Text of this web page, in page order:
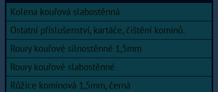
Kolena kouřová slabostěnná
Ostatní příslušenství, kartáče, čištění komínů.
Roury kouřové silnostěnné 1,5mm
Roury kouřové slabostěnné
Růžice komínová 1,5mm, černá